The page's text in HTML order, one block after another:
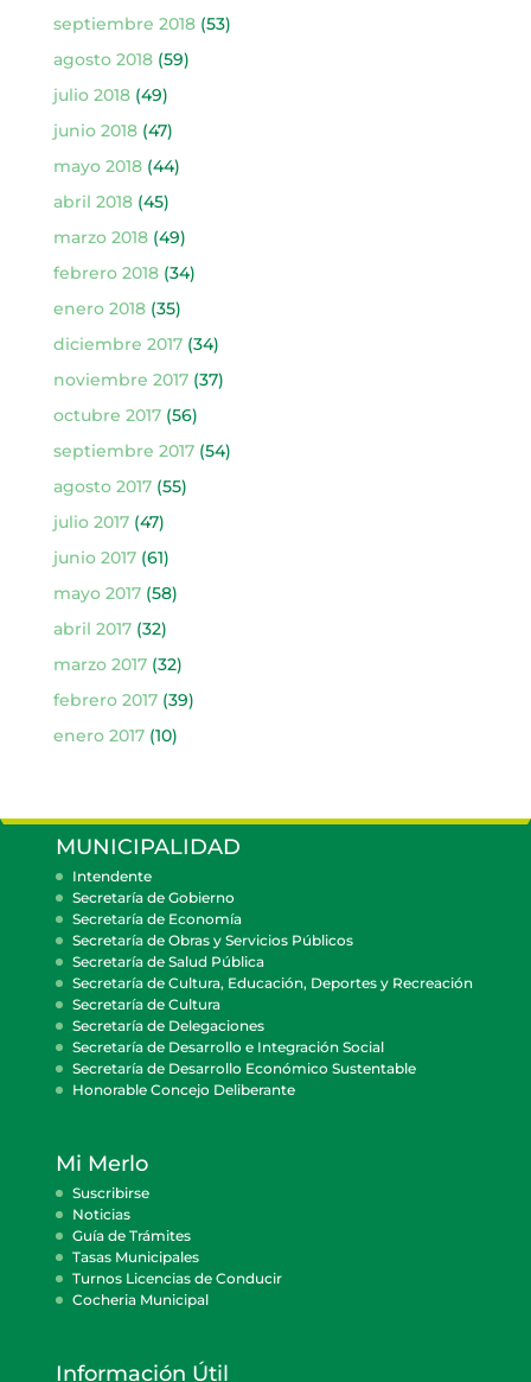
septiembre 2018(53)
agosto 2018(59)
julio 2018(49)
junio 2018(47)
mayo 2018(44)
abril 2018(45)
marzo 2018(49)
febrero 2018(34)
enero 2018(35)
diciembre 2017(34)
noviembre 2017(37)
octubre 2017(56)
septiembre 2017(54)
agosto 2017(55)
julio 2017(47)
junio 2017(61)
mayo 2017(58)
abril 2017(32)
marzo 2017(32)
febrero 2017(39)
enero 2017(10)
MUNICIPALIDAD
Intendente
Secretaría de Gobierno
Secretaría de Economía
Secretaría de Obras y Servicios Públicos
Secretaría de Salud Pública
Secretaría de Cultura, Educación, Deportes y Recreación
Secretaría de Cultura
Secretaría de Delegaciones
Secretaría de Desarrollo e Integración Social
Secretaría de Desarrollo Económico Sustentable
Honorable Concejo Deliberante
Mi Merlo
Suscribirse
Noticias
Guía de Trámites
Tasas Municipales
Turnos Licencias de Conducir
Cocheria Municipal
Información Útil